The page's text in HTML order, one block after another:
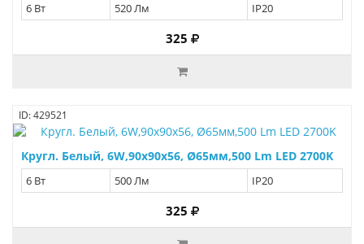
6 Вт 520 Лм IP20
325
ID: 429521
Кругл. Белый, 6W,90х90х56, Ø65мм,500 Lm LED 2700K
6 Вт 500 Лм IP20
325